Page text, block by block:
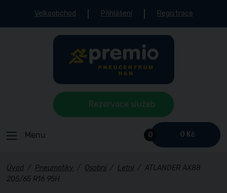
Velkoobchod Přihlášení Registrace
0 0 Kč
Menu
Rezervace služeb
Úvod / Pneumatiky / Osobní / Letní / ATLANDER AX88
205/65 R16 95H